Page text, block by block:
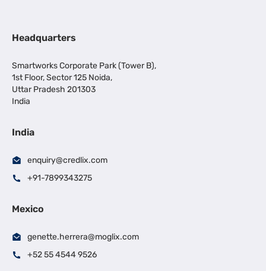
Headquarters
Smartworks Corporate Park (Tower B),
1st Floor, Sector 125 Noida,
Uttar Pradesh 201303
India
India
enquiry@credlix.com
+91-7899343275
Mexico
genette.herrera@moglix.com
+52 55 4544 9526